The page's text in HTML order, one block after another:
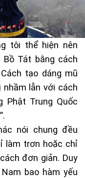
tôi thể hiện nên
Tát bằng cách
tạo dáng mũ
lẫn với cách
Phật Trung Quốc
nói chung đều
làm trơn hoặc chỉ
đơn giản. Duy
bao hàm yếu